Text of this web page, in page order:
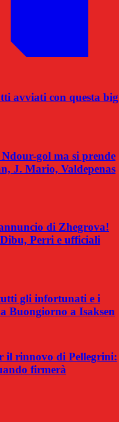
avviati con questa big
gol ma si prende
J. Mario, Valdepenas
di Zhegrova!
Perri e ufficiali
gli infortunati e i
Buongiorno a Isaksen
il rinnovo di Pellegrini:
firmerà